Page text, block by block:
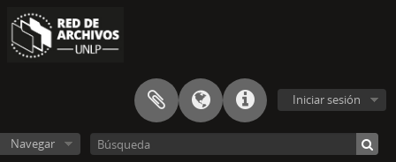
Iniciar sesión
Navegar